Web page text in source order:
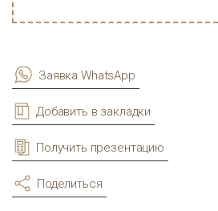
Заявка WhatsApp
Добавить в закладки
Получить презентацию
Поделиться